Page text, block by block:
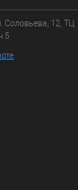
Соловьева, 12, ТЦ
5